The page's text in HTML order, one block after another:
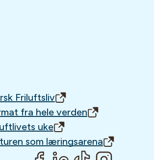
Friluftsliv
fra hele verden
uke
som læringsarena